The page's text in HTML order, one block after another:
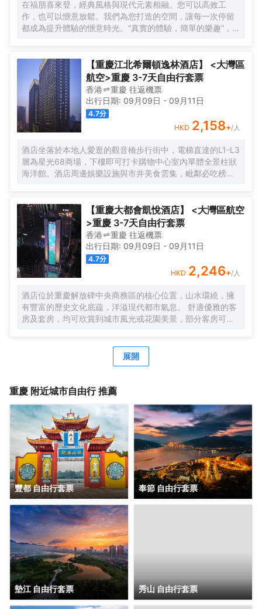
在福朋喜來登，經典風格與現代元素相融。您可以高效工
作，也可以愜意放鬆。我們為您打造的空間，讓每一次停留
都成為提升體驗的愜意時光。“真實的體驗，簡單的樂趣”，強
【重慶江北希爾頓逸林酒店】 <大灣區
航空>重慶 3-7天自由行套票
香港 重慶 往返機票
出行日期: 09月09日 - 09月11日
4.7分
HKD 2,158+/人
酒店坐落於本地人愛逛的觀音橋步行街中，電梯直達的L1-L3
層為星光68商場，下樓即可打卡購物中心室內單體全景柱狀
海洋館。酒店周邊娛樂設施與市井美食雲集，毗鄰必吃榜叁
謐下榻之選，亦可同時感受本地市井與時尚都會的穿越樂
趣。
【重慶大都會凱悅酒店】 <大灣區航空
>重慶 3-7天自由行套票
香港 重慶 往返機票
出行日期: 09月09日 - 09月11日
4.7分
HKD 2,246+/人
酒店位於重慶解放碑中央商務區的核心位置，山水環繞，擁
有豐富的歷史文化底藴，洋溢現代都市氣息。 舒適優雅的客
房及套房，均可欣賞到城市風光或花園美景，部分客房可俯
議空間及1,000平米戶外屋頂花園步道，綠徑通幽，適合舉辦
展開
重慶 附近城市自由行 推薦
豐都 自由行套票 奉節 自由行套票
墊江 自由行套票 秀山 自由行套票